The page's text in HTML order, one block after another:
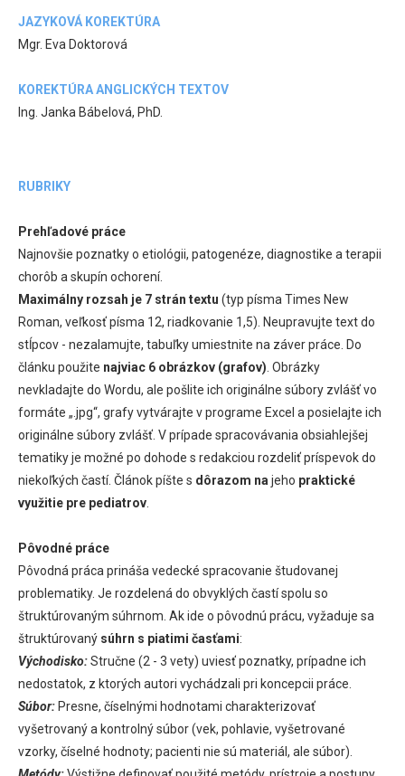
JAZYKOVÁ KOREKTÚRA
Mgr. Eva Doktorová
KOREKTÚRA ANGLICKÝCH TEXTOV
Ing. Janka Bábelová, PhD.
RUBRIKY
Prehľadové práce
Najnovšie poznatky o etiológii, patogenéze, diagnostike a terapii
chorôb a skupín ochorení.
Maximálny rozsah je 7 strán textu (typ písma Times New
Roman, veľkosť písma 12, riadkovanie 1,5). Neupravujte text do
stĺpcov - nezalamujte, tabuľky umiestnite na záver práce. Do
článku použite najviac 6 obrázkov (grafov) . Obrázky
nevkladajte do Wordu, ale pošlite ich originálne súbory zvlášť vo
formáte „.jpg“, grafy vytvárajte v programe Excel a posielajte ich
originálne súbory zvlášť. V prípade spracovávania obsiahlejšej
tematiky je možné po dohode s redakciou rozdeliť príspevok do
niekoľkých častí. Článok píšte s dôrazom na jeho praktické
využitie pre pediatrov
Pôvodné práce
Pôvodná práca prináša vedecké spracovanie študovanej
problematiky. Je rozdelená do obvyklých častí spolu so
štruktúrovaným súhrnom. Ak ide o pôvodnú prácu, vyžaduje sa
štruktúrovaný súhrn s piatimi časťami:
Východisko:Stručne (2 - 3 vety) uviesť poznatky, prípadne ich
nedostatok, z ktorých autori vychádzali pri koncepcii práce.
Súbor:Presne, číselnými hodnotami charakterizovať
vyšetrovaný a kontrolný súbor (vek, pohlavie, vyšetrované
vzorky, číselné hodnoty; pacienti nie sú materiál, ale súbor).